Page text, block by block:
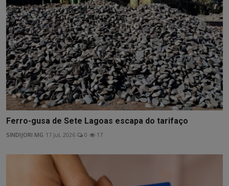
Ferro-gusa de Sete Lagoas escapa do tarifaço
SINDIJORI MG 17 Jul, 2026 0 17